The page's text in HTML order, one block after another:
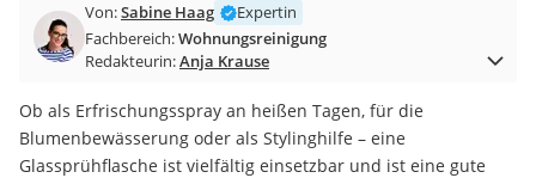
Spülmaschinentabs
Akku-Staubsauger
AEG-Waschmaschine
Saug-Wisch-Roboter
Handstaubsauger
Von:Sabine Haag
Expertin
Fachbereich:Wohnungsreinigung
Redakteurin:Anja Krause
Ob als Erfrischungsspray an heißen Tagen, für die
Blumenbewässerung oder als Stylinghilfe – eine
Glassprühflasche ist vielfältig einsetzbar und ist eine gute